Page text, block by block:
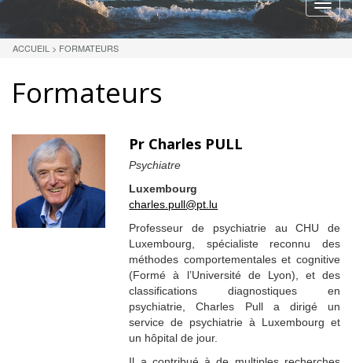
Menu
ACCUEIL > FORMATEURS
Formateurs
Pr Charles PULL
Psychiatre
Luxembourg
charles.pull@pt.lu
Professeur de psychiatrie au CHU de
Luxembourg, spécialiste reconnu des
méthodes comportementales et cognitive
(Formé à l’Université de Lyon), et des
classifications diagnostiques en
psychiatrie, Charles Pull a dirigé un
service de psychiatrie à Luxembourg et
un hôpital de jour.